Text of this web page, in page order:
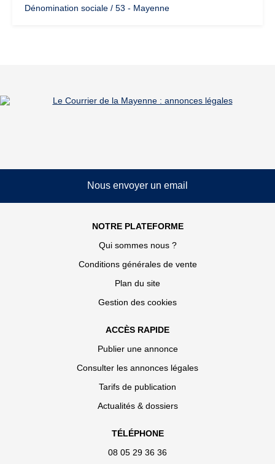
Dénomination sociale / 53 - Mayenne
Nous envoyer un email
NOTRE PLATEFORME
Qui sommes nous ?
Conditions générales de vente
Plan du site
Gestion des cookies
ACCÈS RAPIDE
Publier une annonce
Consulter les annonces légales
Tarifs de publication
Actualités & dossiers
TÉLÉPHONE
08 05 29 36 36